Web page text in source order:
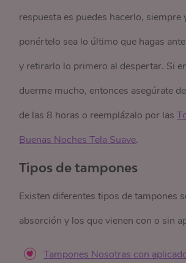
respuesta es puedes hacerlo, siempre
ponértelo sea lo último que hagas
y retirarlo lo primero al despertar. Si
duerme mucho, entonces asegúrate
de las 8 horas o reemplázalo por las
Buenas Noches Tela Suave.
Tipos de tampones
Existen diferentes tipos de tampones
absorción y los que vienen con o sin
Tampones Nosotras con